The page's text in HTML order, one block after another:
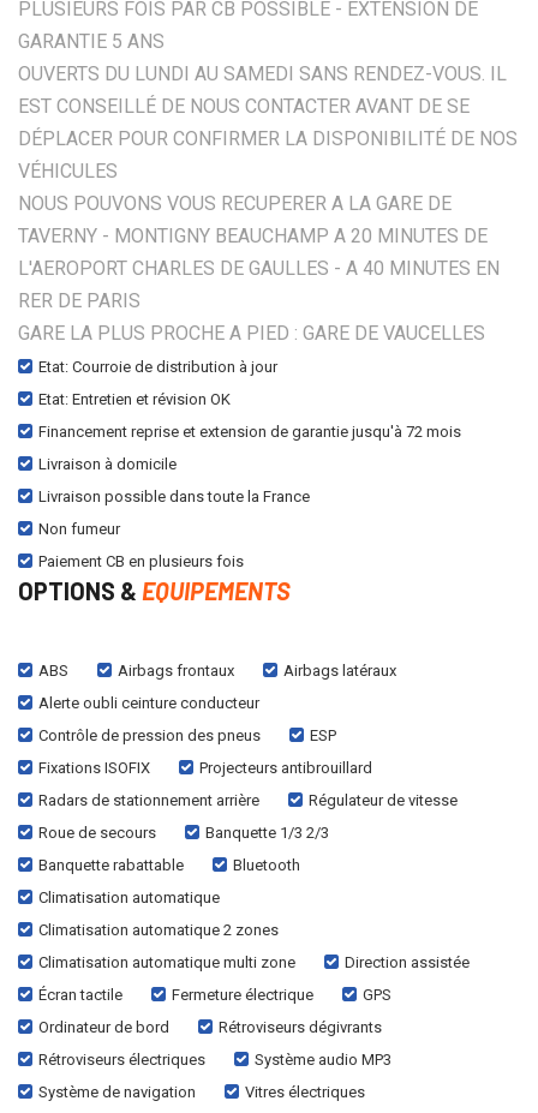
PLUSIEURS FOIS PAR CB POSSIBLE - EXTENSION DE
GARANTIE 5 ANS
OUVERTS DU LUNDI AU SAMEDI SANS RENDEZ-VOUS. IL
EST CONSEILLÉ DE NOUS CONTACTER AVANT DE SE
DÉPLACER POUR CONFIRMER LA DISPONIBILITÉ DE NOS
VÉHICULES
NOUS POUVONS VOUS RECUPERER A LA GARE DE
TAVERNY - MONTIGNY BEAUCHAMP A 20 MINUTES DE
L'AEROPORT CHARLES DE GAULLES - A 40 MINUTES EN
RER DE PARIS
GARE LA PLUS PROCHE A PIED : GARE DE VAUCELLES
Etat: Courroie de distribution à jour
Etat: Entretien et révision OK
Financement reprise et extension de garantie jusqu'à 72 mois
Livraison à domicile
Livraison possible dans toute la France
Non fumeur
Paiement CB en plusieurs fois
OPTIONS & EQUIPEMENTS
ABS Airbags frontaux
Airbags latéraux
Alerte oubli ceinture conducteur
Contrôle de pression des pneus
ESP
Fixations ISOFIX
Projecteurs antibrouillard
Radars de stationnement arrière
Régulateur de vitesse
Roue de secours
Banquette 1/3 2/3
Banquette rabattable
Bluetooth
Climatisation automatique
Climatisation automatique 2 zones
Climatisation automatique multi zone
Direction assistée
Écran tactile
Fermeture électrique
GPS
Ordinateur de bord
Rétroviseurs dégivrants
Rétroviseurs électriques
Système audio MP3
Système de navigation
Vitres électriques